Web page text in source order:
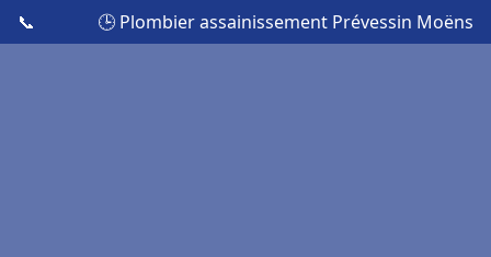
📞 🕒 Plombier assainissement Prévessin Moëns